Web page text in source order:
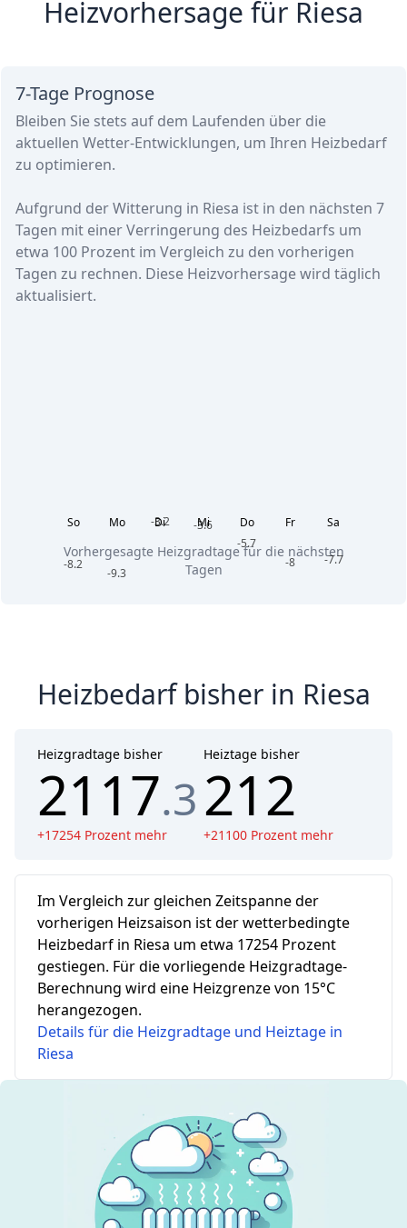
Heizvorhersage für Riesa
7-Tage Prognose
Bleiben Sie stets auf dem Laufenden über die
aktuellen Wetter-Entwicklungen, um Ihren Heizbedarf
zu optimieren.
Aufgrund der Witterung in Riesa ist in den nächsten 7
Tagen mit einer Verringerung des Heizbedarfs um
etwa 100 Prozent im Vergleich zu den vorherigen
Tagen zu rechnen. Diese Heizvorhersage wird täglich
aktualisiert.
So
-8.2
Mo
-9.3
Di
-3.2 Mi
-3.6
Do
-5.7
Fr
-8
Sa
-7.7
Vorhergesagte Heizgradtage für die nächsten
Tagen
Heizbedarf bisher in Riesa
Heizgradtage bisher
2117.3
+17254 Prozent mehr
Heiztage bisher
212
+21100 Prozent mehr
Im Vergleich zur gleichen Zeitspanne der
vorherigen Heizsaison ist der wetterbedingte
Heizbedarf in Riesa um etwa 17254 Prozent
gestiegen. Für die vorliegende Heizgradtage-
Berechnung wird eine Heizgrenze von 15°C
herangezogen.
Details für die Heizgradtage und Heiztage in
Riesa